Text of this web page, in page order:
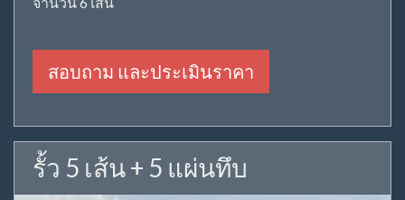
สอบถาม และประเมินราคา
รั้ว 5 เส้น + 5 แผ่นทึบ